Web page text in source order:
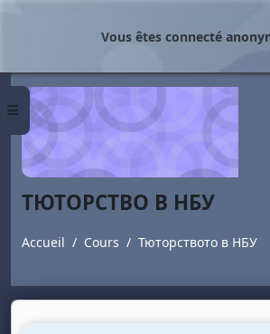
Panneau latéral
Vous êtes connecté
ТЮТОРСТВО В НБУ
Accueil Cours Тюторството в НБУ